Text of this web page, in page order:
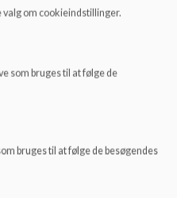
Skole
skolen, eks.
om cookieindstillinger.
som bruges til at følge de
bruges til at følge de besøgendes